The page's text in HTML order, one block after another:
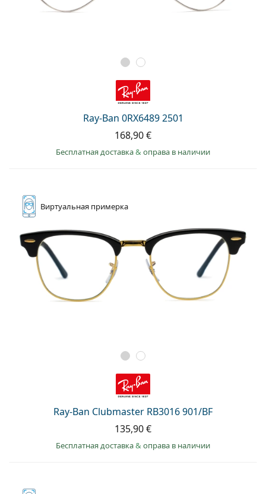
Ray-Ban 0RX6489 2501
168,90 €
Бесплатная доставка& оправа в наличии
Виртуальная примерка
Ray-Ban Clubmaster RB3016 901/BF
135,90 €
Бесплатная доставка& оправа в наличии